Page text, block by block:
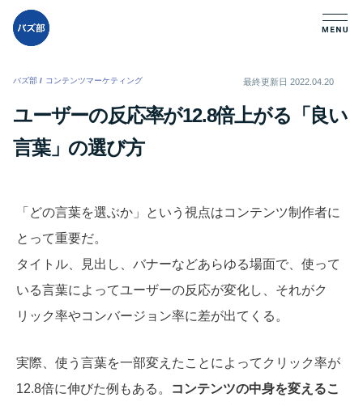
バズ部 / コンテンツマーケティング 最終更新日 2022.04.20
ユーザーの反応率が12.8倍上がる「良い
言葉」の選び方
「どの言葉を選ぶか」という視点はコンテンツ制作者に
とって重要だ。
タイトル、見出し、バナーなどあらゆる場面で、使って
いる言葉によってユーザーの反応が変化し、それがク
リック率やコンバージョン率に差が出てくる。
実際、使う言葉を一部変えたことによってクリック率が
12.8倍に伸びた例もある。
コンテンツの中身を変えるこ